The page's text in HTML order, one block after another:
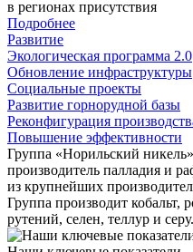
в регионах присутствия
Подробнее
Развитие
Экологическая программа 2.0
Обновление инфраструктуры
Социальные проекты
Развитие горнорудной базы
Реконфигурация
Повышение эффективности
Группа «Норильский
производитель палладия и
из крупнейших
Группа производит кобальт,
рутений, селен, теллур и серу.